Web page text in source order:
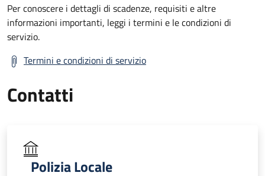
Per conoscere i dettagli di scadenze, requisiti e altre
informazioni importanti, leggi i termini e le condizioni di
servizio.
Termini e condizioni di servizio
Contatti
Polizia Locale